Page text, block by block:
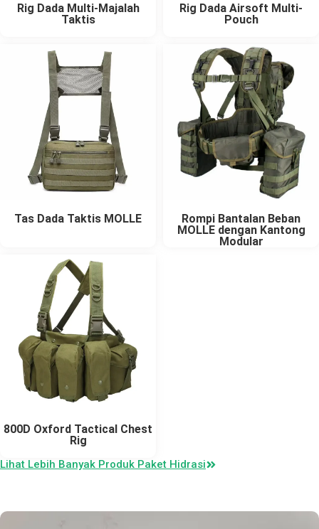
Rig Dada Multi-Majalah
Taktis
Rig Dada Airsoft Multi-
Pouch
Tas Dada Taktis MOLLE
Rompi Bantalan Beban
MOLLE dengan Kantong
Modular
800D Oxford Tactical Chest
Rig
Lihat Lebih Banyak Produk Paket Hidrasi